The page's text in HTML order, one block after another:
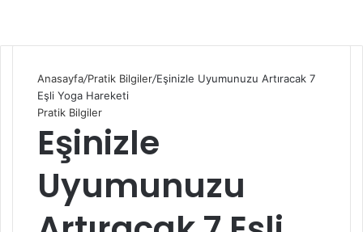
Anasayfa/Pratik Bilgiler/Eşinizle Uyumunuzu Artıracak 7
Eşli Yoga Hareketi
Pratik Bilgiler
Eşinizle
Uyumunuzu